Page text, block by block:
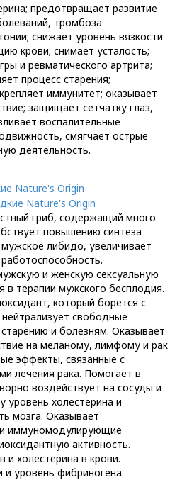
предотвращает развитие
тромбоза
снижает уровень вязкости
крови; снимает усталость;
и ревматического артрита;
процесс старения;
иммунитет; оказывает
защищает сетчатку глаз,
воспалительные
смягчает острые
деятельность.
Nature's Origin
гриб, содержащий много
повышению синтеза
либидо, увеличивает
и женскую сексуальную
в терапии мужского бесплодия.
который борется с
свободные
и болезням. Оказывает
на меланому, лимфому и рак
эффекты, связанные с
лечения рака. Помогает в
воздействует на сосуды и
уровень холестерина и
мозга. Оказывает
иммуномодулирующие
активность.
холестерина в крови.
и уровень фибриногена.